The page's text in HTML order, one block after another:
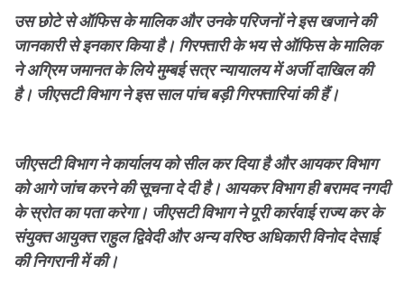
उस छोटे से ऑफिस के मालिक और उनके परिजनों ने इस खजाने की
जानकारी से इनकार किया है। गिरफ्तारी के भय से ऑफिस के मालिक
ने अग्रिम जमानत के लिये मुम्बई सत्र न्यायालय में अर्जी दाखिल की
है। जीएसटी विभाग ने इस साल पांच बड़ी गिरफ्तारियां की हैं।
जीएसटी विभाग ने कार्यालय को सील कर दिया है और आयकर विभाग
को आगे जांच करने की सूचना दे दी है। आयकर विभाग ही बरामद नगदी
के स्रोत का पता करेगा। जीएसटी विभाग ने पूरी कार्रवाई राज्य कर के
संयुक्त आयुक्त राहुल द्विवेदी और अन्य वरिष्ठ अधिकारी विनोद देसाई
की निगरानी में की।